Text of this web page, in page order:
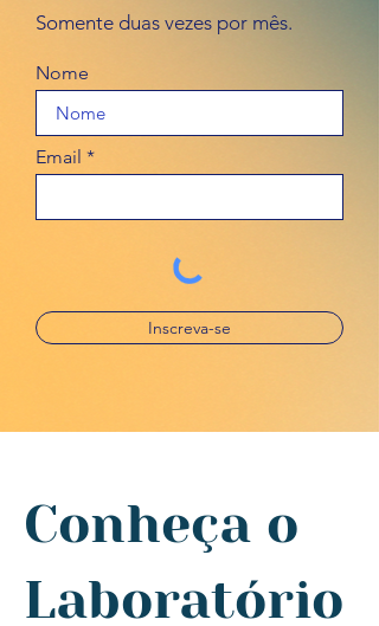
Somente duas vezes por mês.
Nome
Email
Inscreva-se
Conheça o
Laboratório